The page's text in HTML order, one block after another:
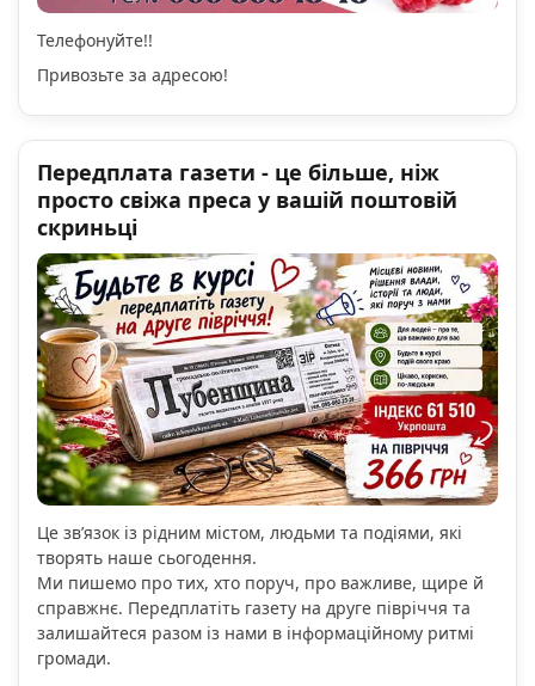
Телефонуйте!!
Привозьте за адресою!
Передплата газети - це більше, ніж
просто свіжа преса у вашій поштовій
скриньці
Це зв’язок із рідним містом, людьми та подіями, які
творять наше сьогодення.
Ми пишемо про тих, хто поруч, про важливе, щире й
справжнє. Передплатіть газету на друге півріччя та
залишайтеся разом із нами в інформаційному ритмі
громади.